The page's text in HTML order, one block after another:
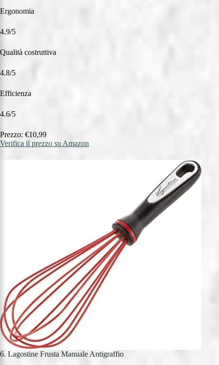
Ergonomia
4.9/5
Qualità costruttiva
4.8/5
Efficienza
4.6/5
Prezzo: €10,99
Verifica il prezzo su Amazon
6. Lagostine Frusta Manuale Antigraffio